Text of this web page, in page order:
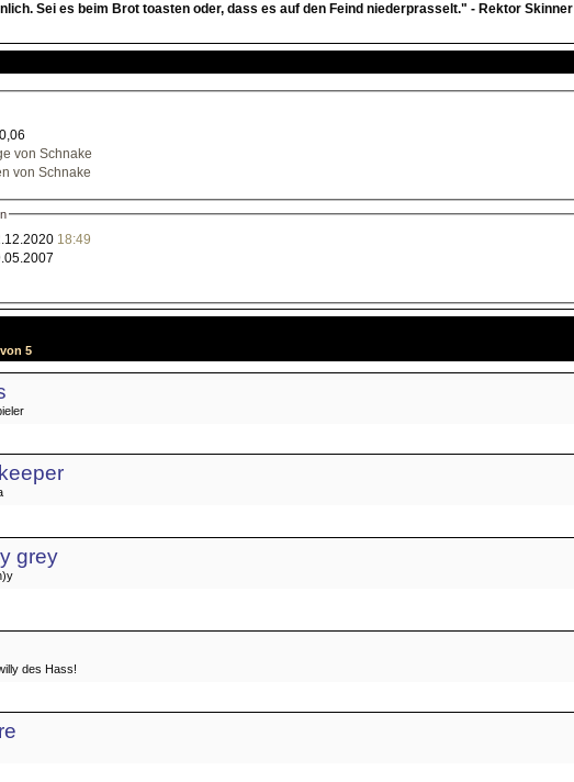
Sei es beim Brot toasten oder, dass es auf den Feind niederprasselt." - Rektor Skinner
0,06
von Schnake
von Schnake
18:49
5
grey
des Hass!